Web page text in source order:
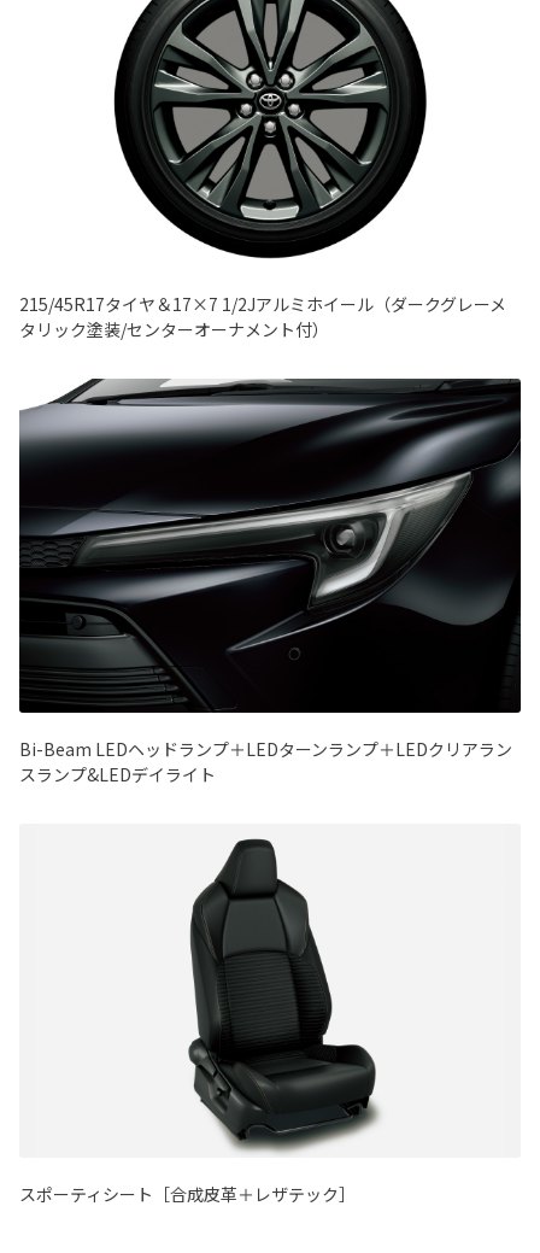
215/45R17タイヤ＆17×7 1/2Jアルミホイール（ダークグレーメ
タリック塗装/センターオーナメント付）
Bi-Beam LEDヘッドランプ＋LEDターンランプ＋LEDクリアラン
スランプ&LEDデイライト
スポーティシート［合成皮革＋レザテック］